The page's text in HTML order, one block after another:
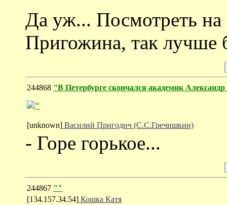
Да уж... Посмотреть на
Пригожина, так лучше
244868 "В Петербурге скончался академик
"
[unknown] Василий Пригодич (С.С.Гречишкин)
- Горе горькое...
244867 ""
[134.157.34.54] Кошка Катя